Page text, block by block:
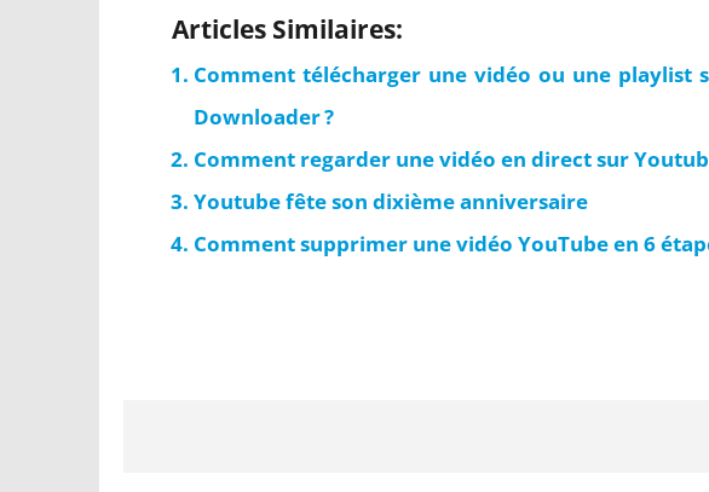
Articles Similaires:
Comment télécharger une vidéo ou une playlist
Downloader ?
Comment regarder une vidéo en direct sur
Youtube fête son dixième anniversaire
Comment supprimer une vidéo YouTube en 6